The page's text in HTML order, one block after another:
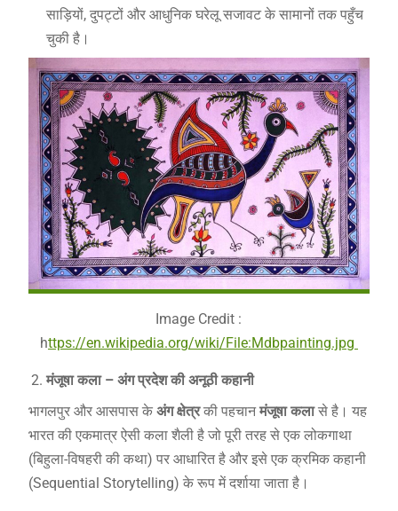
साड़ियों, दुपट्टों और आधुनिक घरेलू सजावट के सामानों तक पहुँच
चुकी है।
Image Credit :
https://en.wikipedia.org/wiki/File:Mdbpainting.jpg
मंजूषा कला – अंग प्रदेश की अनूठी कहानी
भागलपुर और आसपास के अंग क्षेत्रकी पहचानमंजूषा कलासे है। यह
भारत की एकमात्र ऐसी कला शैली है जो पूरी तरह से एक लोकगाथा
(बिहुला-विषहरी की कथा) पर आधारित है और इसे एक क्रमिक कहानी
(Sequential Storytelling) के रूप में दर्शाया जाता है।